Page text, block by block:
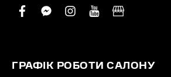
facebook
facebook-
instagram
youtube
ГРАФІК РОБОТИ САЛОНУ